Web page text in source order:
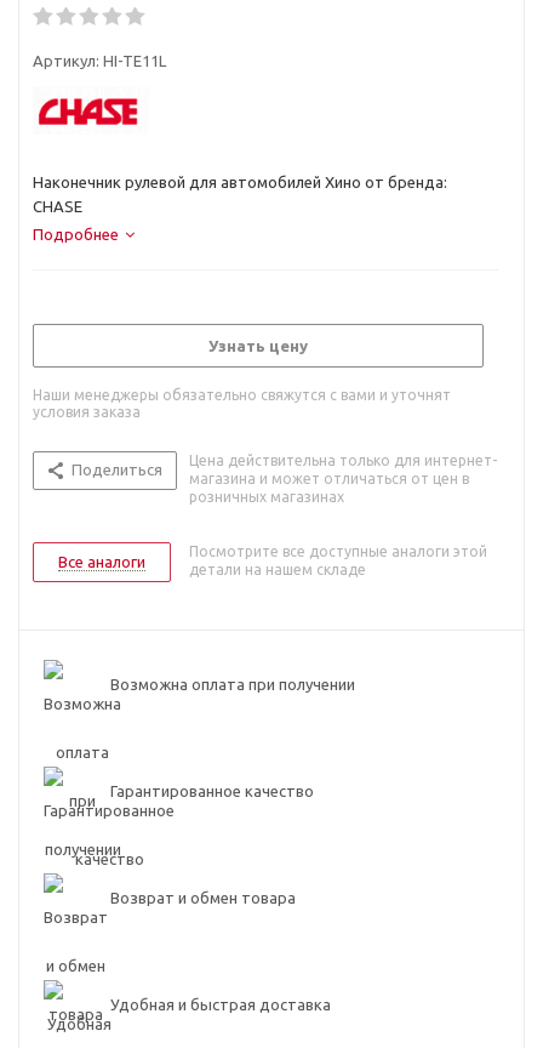
Артикул: HI-TE11L
Наконечник рулевой для автомобилей Хино от бренда:
CHASE
Подробнее
Узнать цену
Наши менеджеры обязательно свяжутся с вами и уточнят
условия заказа
Поделиться
Цена действительна только для интернет-
магазина и может отличаться от цен в
розничных магазинах
Все аналоги
Посмотрите все доступные аналоги этой
детали на нашем складе
Возможна оплата при получении
Гарантированное качество
Возврат и обмен товара
Удобная и быстрая доставка